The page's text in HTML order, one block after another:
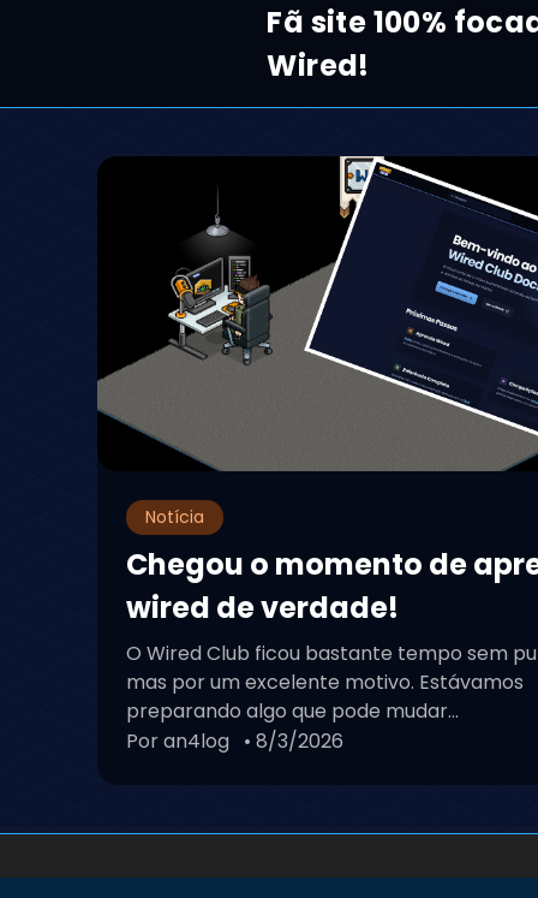
Fã site 100%
Wired!
Notícia
Chegou o momento de
wired de verdade!
O Wired Club ficou bastante tempo sem
mas por um excelente motivo. Estávamos
preparando algo que pode mudar...
Por an4log • 8/3/2026